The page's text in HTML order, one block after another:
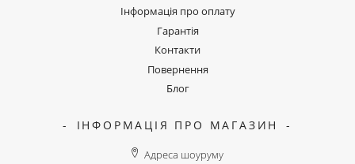
Інформація про оплату
Гарантія
Контакти
Повернення
Блог
ІНФОРМАЦІЯ ПРО МАГАЗИН
Адреса шоуруму